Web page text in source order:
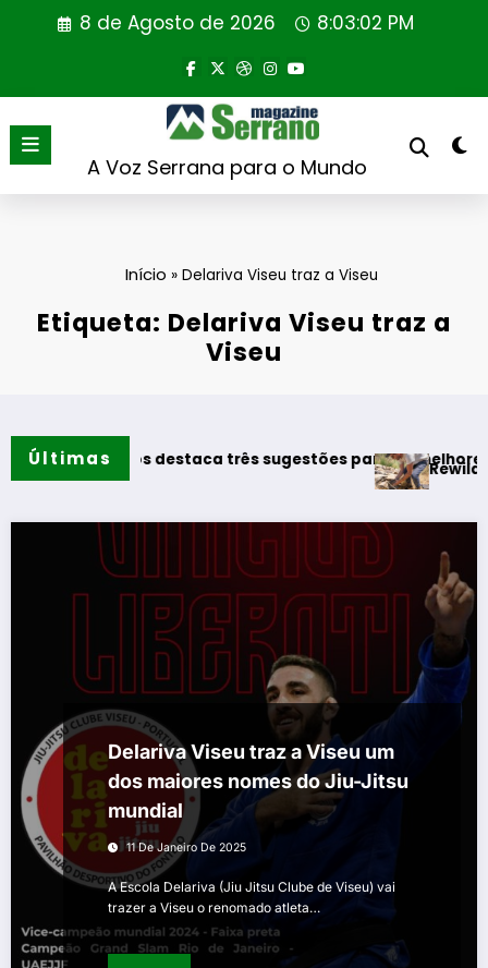
8 de Agosto de 2026 8:03:03 PM
A Voz Serrana para o Mundo
Início » Delariva Viseu traz a Viseu
Etiqueta: Delariva Viseu traz a
Viseu
Últimas
Vinhos destaca três sugestões para os melhores
Rewilding
Delariva Viseu traz a Viseu um
dos maiores nomes do Jiu-Jitsu
mundial
11 De Janeiro De 2025
A Escola Delariva (Jiu Jitsu Clube de Viseu) vai
trazer a Viseu o renomado atleta…